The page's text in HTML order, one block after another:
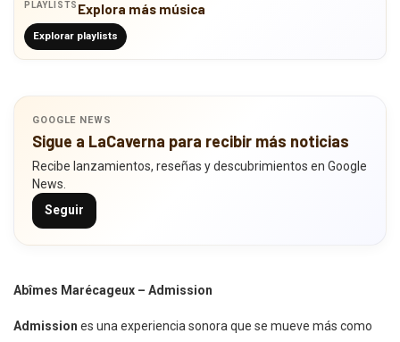
PLAYLISTS Explora más música
Explorar playlists
GOOGLE NEWS
Sigue a LaCaverna para recibir más noticias
Recibe lanzamientos, reseñas y descubrimientos en Google
News.
Seguir
Abîmes Marécageux – Admission
Admission es una experiencia sonora que se mueve más como